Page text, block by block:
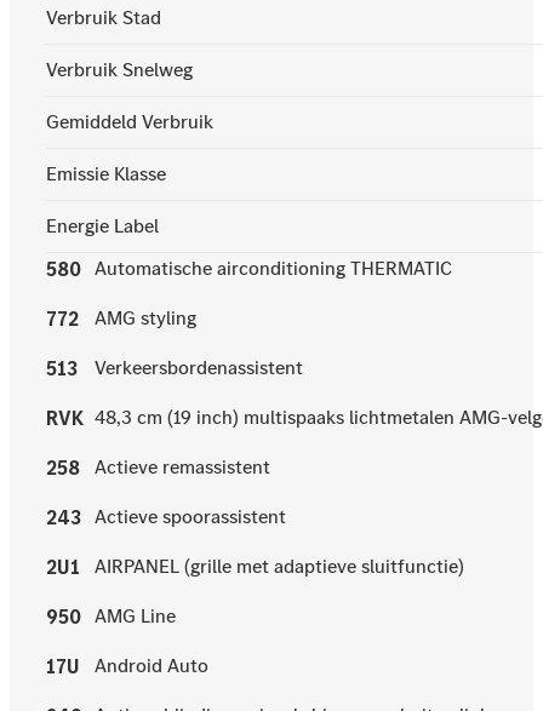
Verbruik Stad
Verbruik Snelweg
Gemiddeld Verbruik
Emissie Klasse
Energie Label
580 Automatische airconditioning THERMATIC
772 AMG styling
513 Verkeersbordenassistent
RVK 48,3 cm (19 inch) multispaaks lichtmetalen AMG-
258 Actieve remassistent
243 Actieve spoorassistent
2U1 AIRPANEL (grille met adaptieve sluitfunctie)
950 AMG Line
17U Android Auto